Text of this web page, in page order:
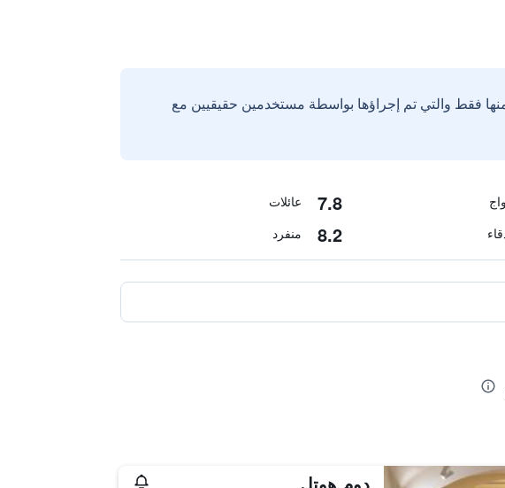
فقط والتي تم إجراؤها بواسطة مستخدمين حقيقيين مع
7.8 عائلات
8.2 منفرد